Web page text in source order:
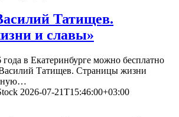
Татищев.
и славы»
года в Екатеринбурге можно бесплатно
Татищев. Страницы жизни
2026-07-21T15:46:00+03:00